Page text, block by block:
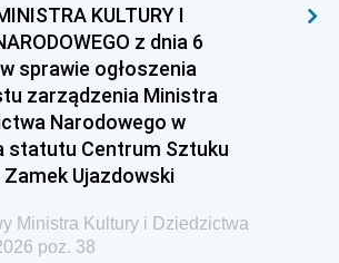
KULTURY I
z dnia 6
sprawie ogłoszenia
zarządzenia Ministra
Narodowego w
statutu Centrum Sztuku
Ujazdowski
Ministra Kultury i Dziedzictwa
poz. 38